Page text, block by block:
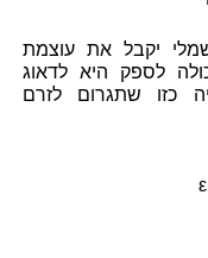
יקבל את עוצמת
לספק היא לדאוג
כזו שתגרום לזרם